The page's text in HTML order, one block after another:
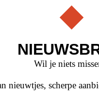
Wil je niets
nieuwtjes, scherpe